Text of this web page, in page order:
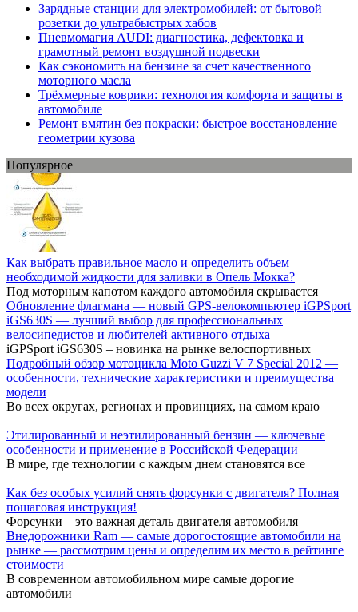
Зарядные станции для электромобилей: от бытовой
розетки до ультрабыстрых хабов
Пневмомагия AUDI: диагностика, дефектовка и
грамотный ремонт воздушной подвески
Как сэкономить на бензине за счет качественного
моторного масла
Трёхмерные коврики: технология комфорта и защиты в
автомобиле
Ремонт вмятин без покраски: быстрое восстановление
геометрии кузова
Популярное
Как выбрать правильное масло и определить объем
необходимой жидкости для заливки в Опель Мокка?
Под моторным капотом каждого автомобиля скрывается
Обновление флагмана — новый GPS-велокомпьютер iGPSport
iGS630S — лучший выбор для профессиональных
велосипедистов и любителей активного отдыха
iGPSport iGS630S – новинка на рынке велоспортивных
Подробный обзор мотоцикла Moto Guzzi V 7 Special 2012 —
особенности, технические характеристики и преимущества
модели
Во всех округах, регионах и провинциях, на самом краю
Этилированный и неэтилированный бензин — ключевые
особенности и применение в Российской Федерации
В мире, где технологии с каждым днем становятся все
Как без особых усилий снять форсунки с двигателя? Полная
пошаговая инструкция!
Форсунки – это важная деталь двигателя автомобиля
Внедорожники Ram — самые дорогостоящие автомобили на
рынке — рассмотрим цены и определим их место в рейтинге
стоимости
В современном автомобильном мире самые дорогие
автомобили